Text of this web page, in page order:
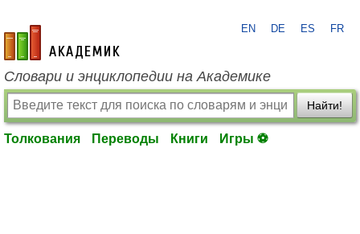
academic.ru
EN DE ES FR
Словари и энциклопедии на Академике
Найти!
Толкования Переводы Книги Игры ⚽